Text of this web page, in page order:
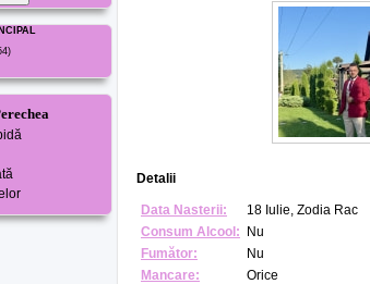
Detalii
Data Nasterii:
18 Iulie, Zodia Rac
Consum Alcool:
Nu
Fumător:
Nu
Mancare:
Orice